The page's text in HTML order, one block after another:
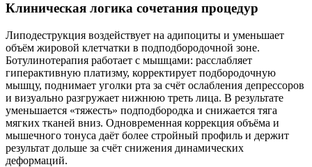
Клиническая логика сочетания процедур
Липодеструкция воздействует на адипоциты и уменьшает
объём жировой клетчатки в подподбородочной зоне.
Ботулинотерапия работает с мышцами: расслабляет
гиперактивную платизму, корректирует подбородочную
мышцу, поднимает уголки рта за счёт ослабления депрессоров
и визуально разгружает нижнюю треть лица. В результате
уменьшается «тяжесть» подподбородка и снижается тяга
мягких тканей вниз. Одновременная коррекция объёма и
мышечного тонуса даёт более стройный профиль и держит
результат дольше за счёт снижения динамических
деформаций.